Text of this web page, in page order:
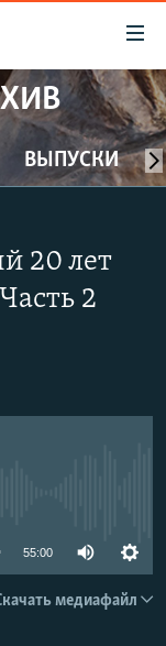
ВЫПУСКИ
20 лет
2
55:00
медиафайл